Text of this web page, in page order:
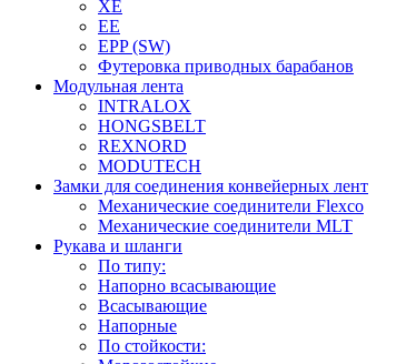
XE
EE
EPP (SW)
Футеровка приводных барабанов
Модульная лента
INTRALOX
HONGSBELT
REXNORD
MODUTECH
Замки для соединения конвейерных лент
Механические соединители Flexco
Механические соединители MLT
Рукава и шланги
По типу:
Напорно всасывающие
Всасывающие
Напорные
По стойкости: